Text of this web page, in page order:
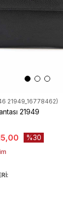
21949_16778462)
21949
30